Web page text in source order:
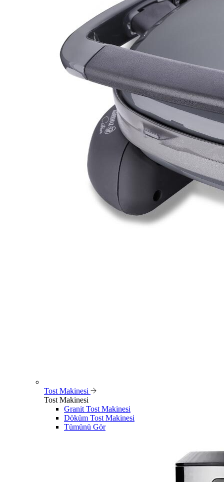
Tost Makinesi
Tost Makinesi
Granit Tost Makinesi
Döküm Tost Makinesi
Tümünü Gör